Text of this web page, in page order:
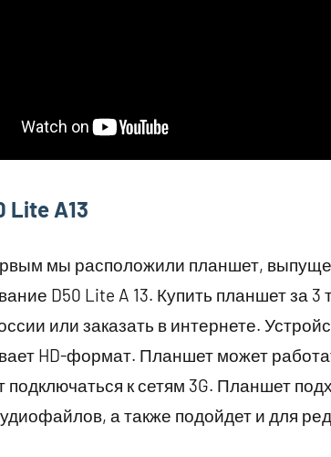
Lite A13
мы расположили планшет,
D50 Lite A 13. Купить планшет за
или заказать в интернете.
HD-формат. Планшет может
подключаться к сетям 3G. Планшет
а также подойдет и для